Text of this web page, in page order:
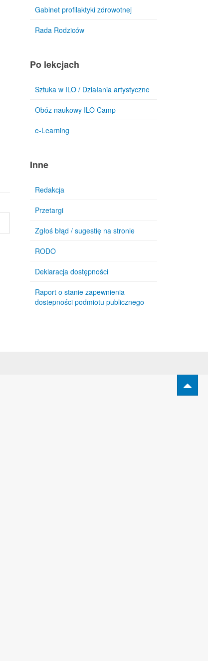
Gabinet profilaktyki zdrowotnej
Rada Rodziców
Po lekcjach
Sztuka w ILO / Działania artystyczne
Obóz naukowy ILO Camp
e-Learning
Inne
Redakcja
Przetargi
Zgłoś błąd / sugestię na stronie
RODO
Deklaracja dostępności
Raport o stanie zapewnienia
dostepności podmiotu publicznego